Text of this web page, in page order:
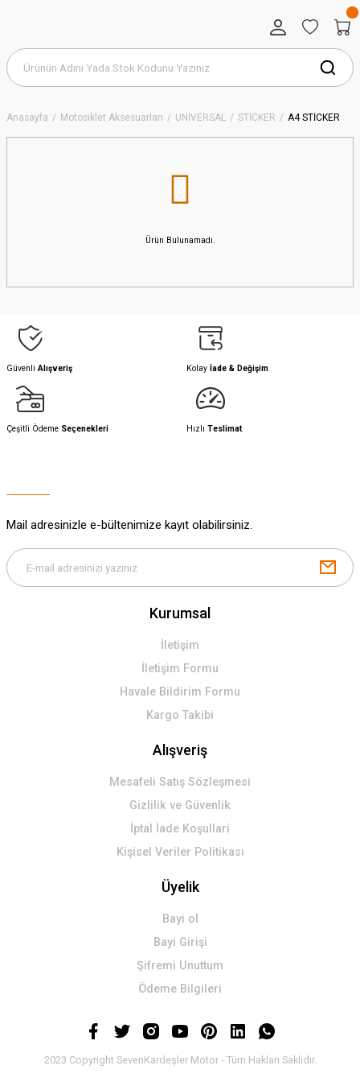
Anasayfa Motosiklet Aksesuarları UNİVERSAL STİCKER A4 STİCKER
Ürün Bulunamadı.
Güvenli Alışveriş Kolay İade & Değişim
Çeşitli Ödeme Seçenekleri Hızlı Teslimat
Mail adresinizle e-bültenimize kayıt olabilirsiniz.
Kurumsal
İletişim
İletişim Formu
Havale Bildirim Formu
Kargo Takibi
Alışveriş
Mesafeli Satış Sözleşmesi
Gizlilik ve Güvenlik
İptal İade Koşullari
Kişisel Veriler Politikası
Üyelik
Bayi ol
Bayi Girişi
Şifremi Unuttum
Ödeme Bilgileri
2023 Copyright SevenKardeşler Motor - Tüm Hakları Saklıdır.